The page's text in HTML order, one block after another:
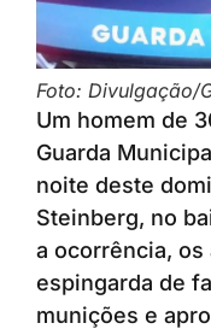
Foto: Divulgação/
Um homem de
Guarda
noite deste
Steinberg, no
a ocorrência, os
espingarda de
munições e